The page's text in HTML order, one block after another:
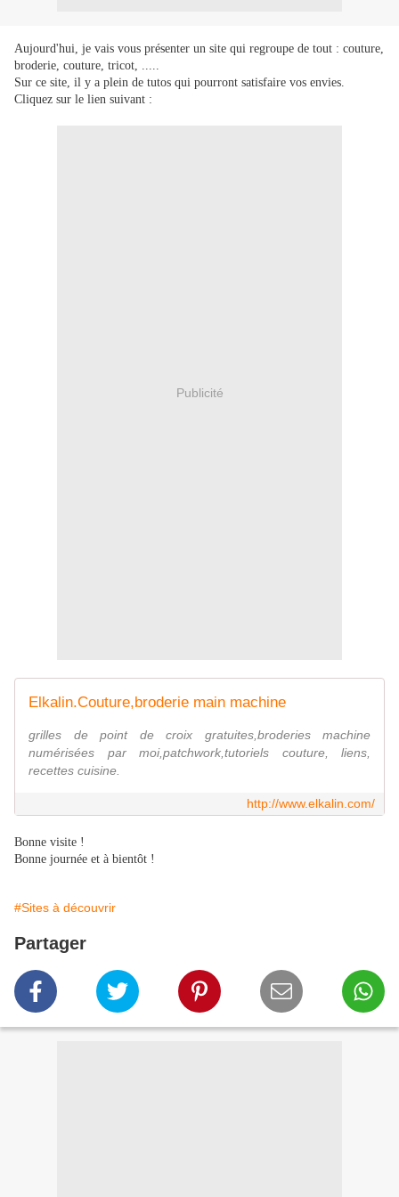
Aujourd'hui, je vais vous présenter un site qui regroupe de tout : couture,
broderie, couture, tricot, .....
Sur ce site, il y a plein de tutos qui pourront satisfaire vos envies.
Cliquez sur le lien suivant :
Publicité
Elkalin.Couture,broderie main machine
grilles de point de croix gratuites,broderies machine
numérisées par moi,patchwork,tutoriels couture, liens,
recettes cuisine.
http://www.elkalin.com/
Bonne visite !
Bonne journée et à bientôt !
#Sites à découvrir
Partager